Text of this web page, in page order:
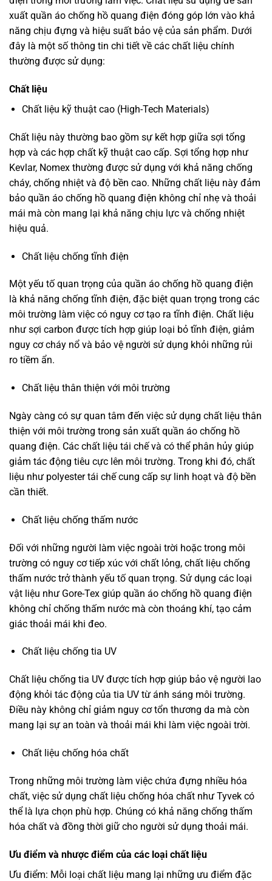
xuất quần áo chống hồ quang điện đóng góp lớn vào khả
năng chịu đựng và hiệu suất bảo vệ của sản phẩm. Dưới
đây là một số thông tin chi tiết về các chất liệu chính
thường được sử dụng:
Chất liệu
Chất liệu kỹ thuật cao (High-Tech Materials)
Chất liệu này thường bao gồm sự kết hợp giữa sợi tổng
hợp và các hợp chất kỹ thuật cao cấp. Sợi tổng hợp như
Kevlar, Nomex thường được sử dụng với khả năng chống
cháy, chống nhiệt và độ bền cao. Những chất liệu này đảm
bảo quần áo chống hồ quang điện không chỉ nhẹ và thoải
mái mà còn mang lại khả năng chịu lực và chống nhiệt
hiệu quả.
Chất liệu chống tĩnh điện
Một yếu tố quan trọng của quần áo chống hồ quang điện
là khả năng chống tĩnh điện, đặc biệt quan trọng trong các
môi trường làm việc có nguy cơ tạo ra tĩnh điện. Chất liệu
như sợi carbon được tích hợp giúp loại bỏ tĩnh điện, giảm
nguy cơ cháy nổ và bảo vệ người sử dụng khỏi những rủi
ro tiềm ẩn.
Chất liệu thân thiện với môi trường
Ngày càng có sự quan tâm đến việc sử dụng chất liệu thân
thiện với môi trường trong sản xuất quần áo chống hồ
quang điện. Các chất liệu tái chế và có thể phân hủy giúp
giảm tác động tiêu cực lên môi trường. Trong khi đó, chất
liệu như polyester tái chế cung cấp sự linh hoạt và độ bền
cần thiết.
Chất liệu chống thấm nước
Đối với những người làm việc ngoài trời hoặc trong môi
trường có nguy cơ tiếp xúc với chất lỏng, chất liệu chống
thấm nước trở thành yếu tố quan trọng. Sử dụng các loại
vật liệu như Gore-Tex giúp quần áo chống hồ quang điện
không chỉ chống thấm nước mà còn thoáng khí, tạo cảm
giác thoải mái khi đeo.
Chất liệu chống tia UV
Chất liệu chống tia UV được tích hợp giúp bảo vệ người lao
động khỏi tác động của tia UV từ ánh sáng môi trường.
Điều này không chỉ giảm nguy cơ tổn thương da mà còn
mang lại sự an toàn và thoải mái khi làm việc ngoài trời.
Chất liệu chống hóa chất
Trong những môi trường làm việc chứa đựng nhiều hóa
chất, việc sử dụng chất liệu chống hóa chất như Tyvek có
thể là lựa chọn phù hợp. Chúng có khả năng chống thấm
hóa chất và đồng thời giữ cho người sử dụng thoải mái.
Ưu điểm và nhược điểm của các loại chất liệu
Ưu điểm: Mỗi loại chất liệu mang lại những ưu điểm đặc